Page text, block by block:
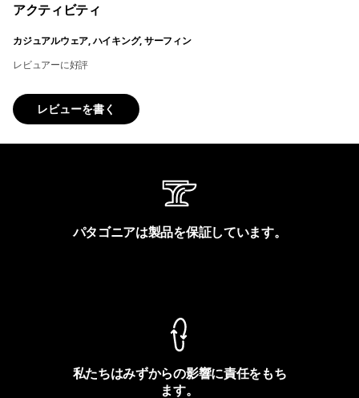
アクティビティ
カジュアルウェア, ハイキング, サーフィン
レビュアーに好評
レビューを書く
パタゴニアは製品を保証しています。
私たちはみずからの影響に責任をもち
ます。